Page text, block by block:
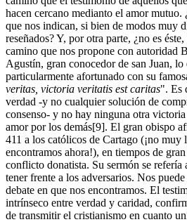
hacen cercano medianto el amor mutuo.
que nos indican, si bien de modos muy
reseñados? Y, por otra parte, ¿no es
camino que nos propone con autoridad
Agustín, gran conocedor de san Juan,
particularmente afortunado con su
veritas, victoria veritatis est caritas". Es
verdad -y no cualquier solución de
consenso- y no hay ninguna otra
amor por los demás[9]. El gran obispo
411 a los católicos de Cartago (¡no muy
encontramos ahora!), en tiempos de
conflicto donatista. Su sermón se refería
tener frente a los adversarios. Nos
debate en que nos encontramos. El
intrínseco entre verdad y caridad,
de transmitir el cristianismo en cuanto